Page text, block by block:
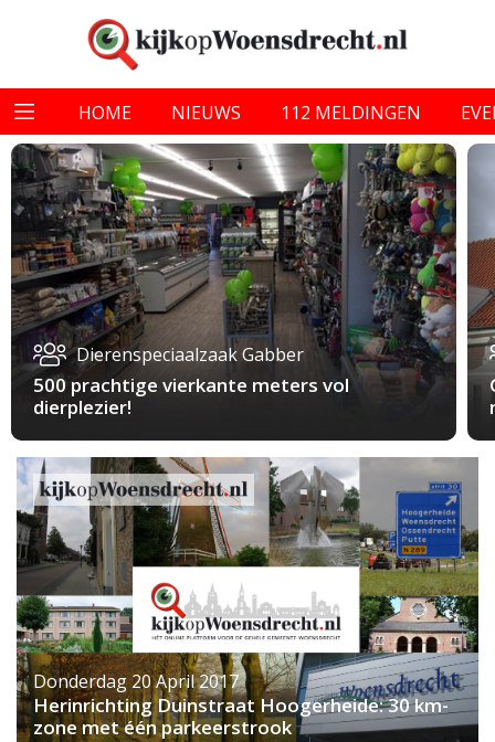
HOME NIEUWS 112 MELDINGEN
Dierenspeciaalzaak Gabber
500 prachtige vierkante meters vol
dierplezier!
Donderdag 20 April 2017
Herinrichting Duinstraat Hoogerheide: 30 km-
zone met één parkeerstrook